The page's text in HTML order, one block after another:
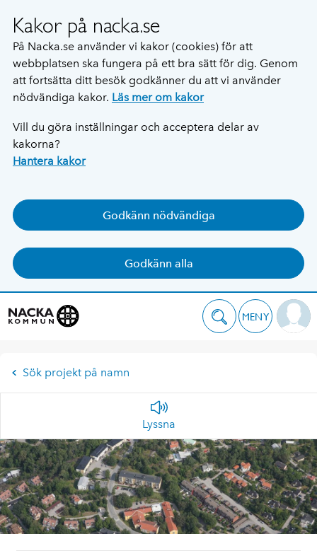
Kakor på nacka.se
På Nacka.se använder vi kakor (cookies) för att
webbplatsen ska fungera på ett bra sätt för dig. Genom
att fortsätta ditt besök godkänner du att vi använder
nödvändiga kakor. Läs mer om kakor
Vill du göra inställningar och acceptera delar av
kakorna?
Hantera kakor
Godkänn nödvändiga
Godkänn alla
MENY
Sök projekt på namn
Lyssna